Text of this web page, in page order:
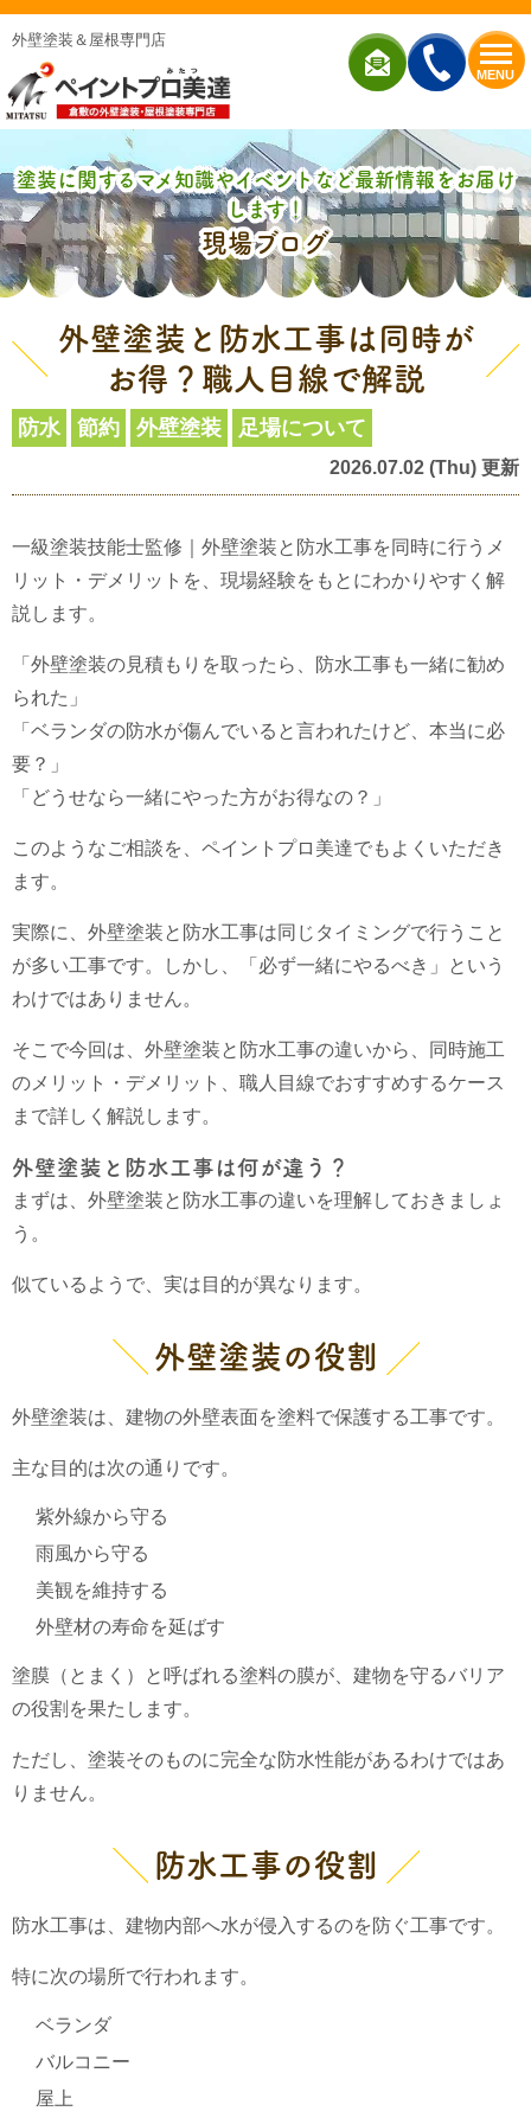
MENU
外壁塗装＆屋根専門店
塗装に関するマメ知識やイベントなど最新情報をお届け
します！
現場ブログ
外壁塗装と防水工事は同時が
お得？職人目線で解説
防水 節約 外壁塗装 足場について
2026.07.02 (Thu) 更新
一級塗装技能士監修｜外壁塗装と防水工事を同時に行うメ
リット・デメリットを、現場経験をもとにわかりやすく解
説します。
「外壁塗装の見積もりを取ったら、防水工事も一緒に勧め
られた」
「ベランダの防水が傷んでいると言われたけど、本当に必
要？」
「どうせなら一緒にやった方がお得なの？」
このようなご相談を、ペイントプロ美達でもよくいただき
ます。
実際に、外壁塗装と防水工事は同じタイミングで行うこと
が多い工事です。しかし、「必ず一緒にやるべき」という
わけではありません。
そこで今回は、外壁塗装と防水工事の違いから、同時施工
のメリット・デメリット、職人目線でおすすめするケース
まで詳しく解説します。
外壁塗装と防水工事は何が違う？
まずは、外壁塗装と防水工事の違いを理解しておきましょ
う。
似ているようで、実は目的が異なります。
外壁塗装の役割
外壁塗装は、建物の外壁表面を塗料で保護する工事です。
主な目的は次の通りです。
紫外線から守る
雨風から守る
美観を維持する
外壁材の寿命を延ばす
塗膜（とまく）と呼ばれる塗料の膜が、建物を守るバリア
の役割を果たします。
ただし、塗装そのものに完全な防水性能があるわけではあ
りません。
防水工事の役割
防水工事は、建物内部へ水が侵入するのを防ぐ工事です。
特に次の場所で行われます。
ベランダ
バルコニー
屋上